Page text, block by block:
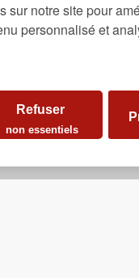
sur notre site pour
personnalisé et
Refuser
non essentiels